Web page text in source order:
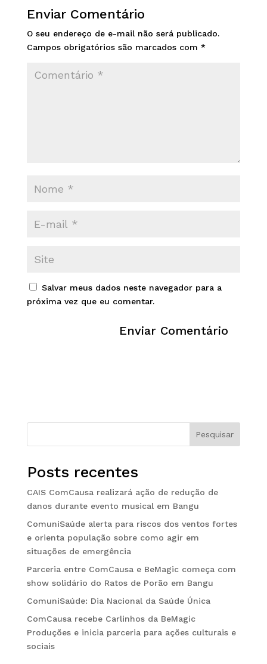
Enviar Comentário
O seu endereço de e-mail não será publicado.
Campos obrigatórios são marcados com *
Salvar meus dados neste navegador para a
próxima vez que eu comentar.
Pesquisar
Posts recentes
CAIS ComCausa realizará ação de redução de
danos durante evento musical em Bangu
ComuniSaúde alerta para riscos dos ventos fortes
e orienta população sobre como agir em
situações de emergência
Parceria entre ComCausa e BeMagic começa com
show solidário do Ratos de Porão em Bangu
ComuniSaúde: Dia Nacional da Saúde Única
ComCausa recebe Carlinhos da BeMagic
Produções e inicia parceria para ações culturais e
sociais